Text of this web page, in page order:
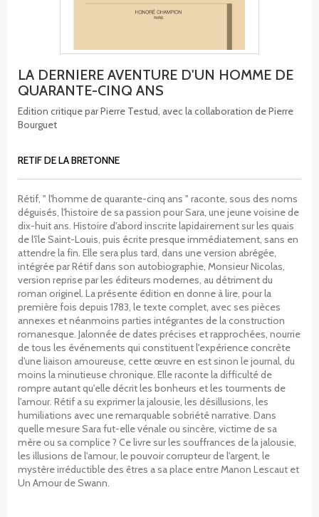
LA DERNIERE AVENTURE D'UN HOMME DE
QUARANTE-CINQ ANS
Edition critique par Pierre Testud, avec la collaboration de Pierre
Bourguet
RETIF DE LA BRETONNE
Rétif, " l'homme de quarante-cinq ans " raconte, sous des noms
déguisés, l'histoire de sa passion pour Sara, une jeune voisine de
dix-huit ans. Histoire d'abord inscrite lapidairement sur les quais
de l'île Saint-Louis, puis écrite presque immédiatement, sans en
attendre la fin. Elle sera plus tard, dans une version abrégée,
intégrée par Rétif dans son autobiographie, Monsieur Nicolas,
version reprise par les éditeurs modernes, au détriment du
roman originel. La présente édition en donne à lire, pour la
première fois depuis 1783, le texte complet, avec ses pièces
annexes et néanmoins parties intégrantes de la construction
romanesque. Jalonnée de dates précises et rapprochées, nourrie
de tous les événements qui constituent l'expérience concrète
d'une liaison amoureuse, cette œuvre en est sinon le journal, du
moins la minutieuse chronique. Elle raconte la difficulté de
rompre autant qu'elle décrit les bonheurs et les tourments de
l'amour. Rétif a su exprimer la jalousie, les désillusions, les
humiliations avec une remarquable sobriété narrative. Dans
quelle mesure Sara fut-elle vénale ou sincère, victime de sa
mère ou sa complice ? Ce livre sur les souffrances de la jalousie,
les illusions de l'amour, le pouvoir corrupteur de l'argent, le
mystère irréductible des êtres a sa place entre Manon Lescaut et
Un Amour de Swann.